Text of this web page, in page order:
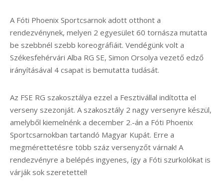
A Fóti Phoenix Sportcsarnok adott otthont a
rendezvénynek, melyen 2 egyesület 60 tornásza mutatta
be szebbnél szebb koreográfiáit. Vendégünk volt a
Székesfehérvári Alba RG SE, Simon Orsolya vezető edző
irányításával 4 csapat is bemutatta tudását.
Az FSE RG szakosztálya ezzel a Fesztivállal indította el
verseny szezonját. A szakosztály 2 nagy versenyre készül,
amelyből kiemelnénk a december 2.-án a Fóti Phoenix
Sportcsarnokban tartandó Magyar Kupát. Erre a
megmérettetésre több száz versenyzőt várnak! A
rendezvényre a belépés ingyenes, így a Fóti szurkolókat is
várják sok szeretettel!